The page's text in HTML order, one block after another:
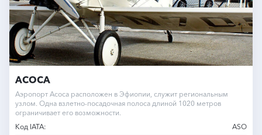
АСОСА
Аэропорт Асоса расположен в Эфиопии, служит региональным
узлом. Одна взлетно-посадочная полоса длиной 1020 метров
ограничивает его возможности.
Код IATA:
ASO